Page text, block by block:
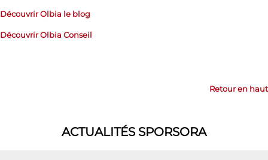
Découvrir Olbia le blog
Découvrir Olbia Conseil
Retour en haut
ACTUALITÉS SPORSORA